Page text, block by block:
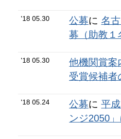
'18 05.30 公募に名
募（助教１
'18 05.30
他機関賞案
受賞候補者
'18 05.24 公募に平
ンジ2050